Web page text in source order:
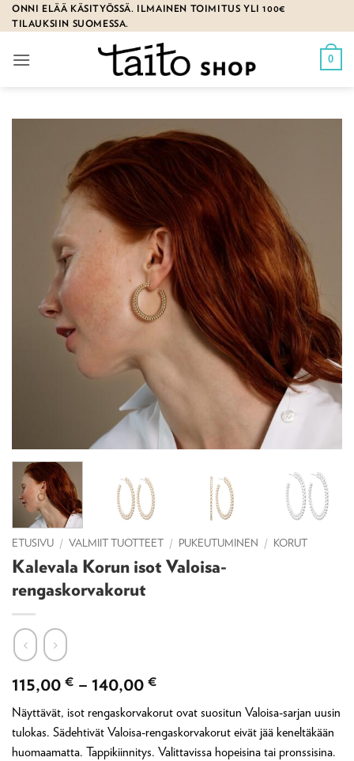
Skip
to
ONNI ELÄÄ KÄSITYÖSSÄ. ILMAINEN TOIMITUS YLI 100€
TILAUKSIIN SUOMESSA.
0
ETUSIVU / VALMIIT TUOTTEET / PUKEUTUMINEN / KORUT
Kalevala Korun isot Valoisa-
rengaskorvakorut
115,00 € – 140,00 €
-
140,00 €
Näyttävät, isot rengaskorvakorut ovat suositun Valoisa-sarjan uusin
tulokas. Sädehtivät Valoisa-rengaskorvakorut eivät jää keneltäkään
huomaamatta. Tappikiinnitys. Valittavissa hopeisina tai pronssisina.